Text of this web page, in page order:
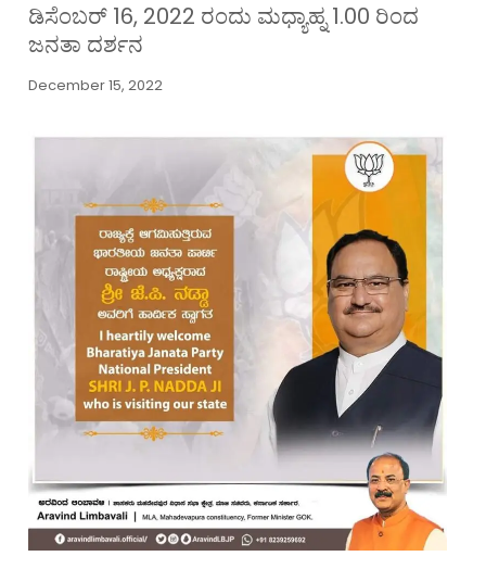
ಡಿಸೆಂಬರ್ 16, 2022 ರಂದು ಮಧ್ಯಾಹ್ನ 1.00 ರಿಂದ
ಜನತಾ ದರ್ಶನ
December 15, 2022